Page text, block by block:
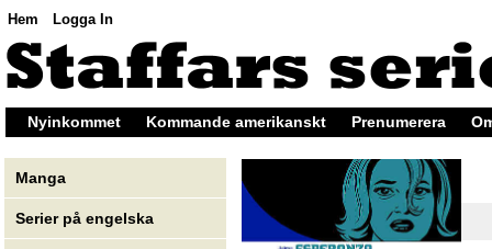
Hem Logga In
Nyinkommet Kommande amerikanskt Prenumerera
Manga
Serier på engelska